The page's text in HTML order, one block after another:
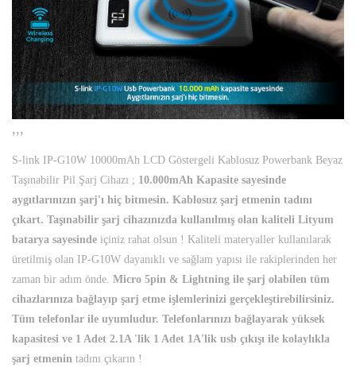
,,,
S-link IP-G10W 10000mAh LCD Göstergeli Kablosuz Powerbank Beyaz
Taşınabilir Pil Şarj Cihazı ; 10.000mAh Kapasite sayesinde
aygıtlarınızın şarj'ı hiç bitmesin. Kablosuz şarj etmenin tadını
çıkart. Taşınabilir şarj cihazınızda kullanılmış olan kaliteli Lityum
batarya sayesinde içiniz rahat olsun ! Kaliteli materyaller kullanılarak
üretilmiş olan IP-G10W dayanıklı ve sağlam yapısı ile rakiplerinden her
zaman bir adım önde. Micro 5pin & Lightning ile şarj olabilen tüm
cihazlarınıza bağlayıp şarj etme işlemlerinizi gerçekleştirebilirsiniz.
Tüm telefonlar ile uyumludur. Telefonlarınızı bağlayarak yüksek
kapasitesi ve 1 Adet 2.1A 'lik 1 Adet 1A'lik usb çıkışı ile kolaylıkla
şarj etmenin tadını çıkarın !